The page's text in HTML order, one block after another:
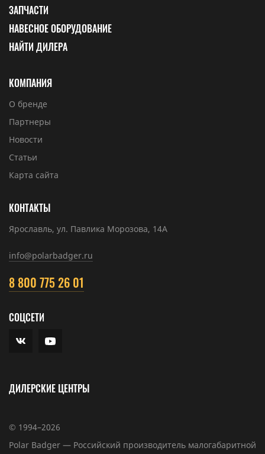
ЗАПЧАСТИ
НАВЕСНОЕ ОБОРУДОВАНИЕ
НАЙТИ ДИЛЕРА
КОМПАНИЯ
О бренде
Партнеры
Новости
Статьи
Карта сайта
КОНТАКТЫ
Ярославль, ул. Павлика Морозова, 14А
info@polarbadger.ru
8 800 775 26 01
СОЦСЕТИ
ДИЛЕРСКИЕ ЦЕНТРЫ
© 1994–2026
Polar Badger — Российский производитель малогабаритной